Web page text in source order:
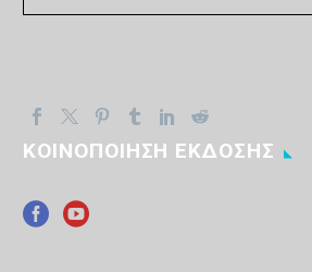
ΚΟΙΝΟΠΟΙΗΣΗ ΕΚΔΟΣΗΣ